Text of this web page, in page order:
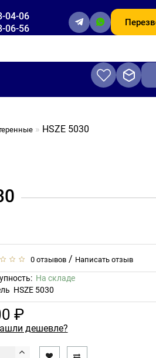
04-06
06-56
HSZE 5030
0 отзывов / Написать отзыв
На складе
HSZE 5030
₽
дешевле?